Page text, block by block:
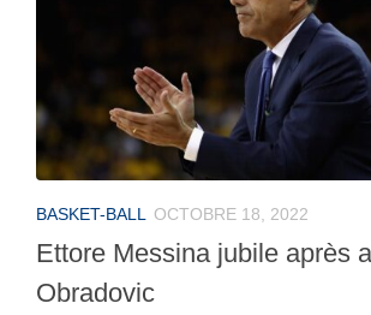
BASKET-BALL OCTOBRE 18, 2022
Ettore Messina jubile après
Obradovic